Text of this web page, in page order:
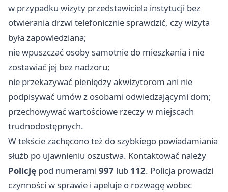
w przypadku wizyty przedstawiciela instytucji bez
otwierania drzwi telefonicznie sprawdzić, czy wizyta
była zapowiedziana;
nie wpuszczać osoby samotnie do mieszkania i nie
zostawiać jej bez nadzoru;
nie przekazywać pieniędzy akwizytorom ani nie
podpisywać umów z osobami odwiedzającymi dom;
przechowywać wartościowe rzeczy w miejscach
trudnodostępnych.
W tekście zachęcono też do szybkiego powiadamiania
służb po ujawnieniu oszustwa. Kontaktować należy
Policję pod numerami 997 lub 112. Policja prowadzi
czynności w sprawie i apeluje o rozwagę wobec